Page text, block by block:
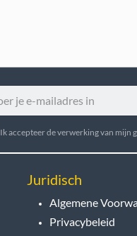
Ik accepteer de verwerking van mijn
Juridisch
Algemene
Privacybeleid